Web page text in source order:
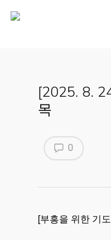
[2025. 8.
목
0
[부흥을 위한 기